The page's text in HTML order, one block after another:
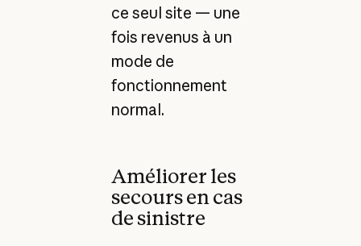
ce seul site — une
fois revenus à un
mode de
fonctionnement
normal.
Améliorer les
secours en cas
de sinistre